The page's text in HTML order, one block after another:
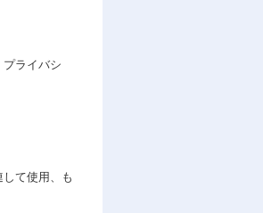
ライバシ
て使用、も